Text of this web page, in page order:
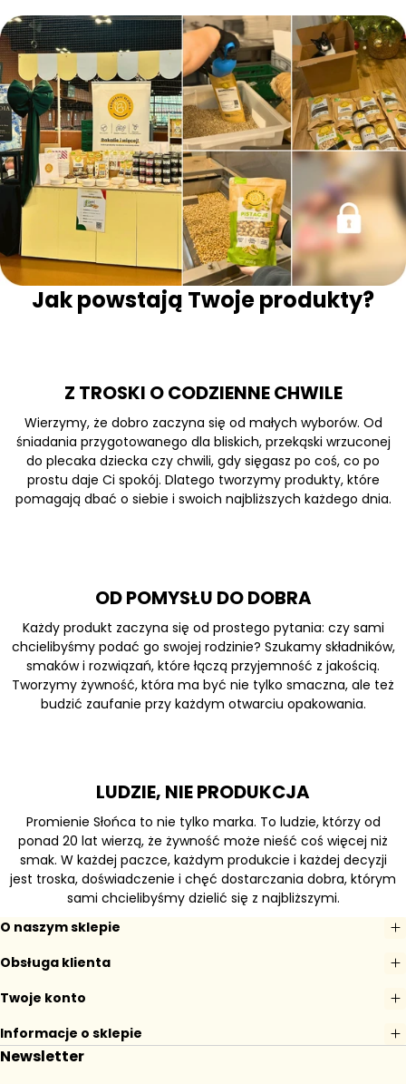
Jak powstają Twoje produkty?
Z TROSKI O CODZIENNE CHWILE
Wierzymy, że dobro zaczyna się od małych wyborów. Od
śniadania przygotowanego dla bliskich, przekąski wrzuconej
do plecaka dziecka czy chwili, gdy sięgasz po coś, co po
prostu daje Ci spokój. Dlatego tworzymy produkty, które
pomagają dbać o siebie i swoich najbliższych każdego dnia.
OD POMYSŁU DO DOBRA
Każdy produkt zaczyna się od prostego pytania: czy sami
chcielibyśmy podać go swojej rodzinie? Szukamy składników,
smaków i rozwiązań, które łączą przyjemność z jakością.
Tworzymy żywność, która ma być nie tylko smaczna, ale też
budzić zaufanie przy każdym otwarciu opakowania.
LUDZIE, NIE PRODUKCJA
Promienie Słońca to nie tylko marka. To ludzie, którzy od
ponad 20 lat wierzą, że żywność może nieść coś więcej niż
smak. W każdej paczce, każdym produkcie i każdej decyzji
jest troska, doświadczenie i chęć dostarczania dobra, którym
sami chcielibyśmy dzielić się z najbliższymi.
O naszym sklepie
Obsługa klienta
Twoje konto
Informacje o sklepie
Newsletter